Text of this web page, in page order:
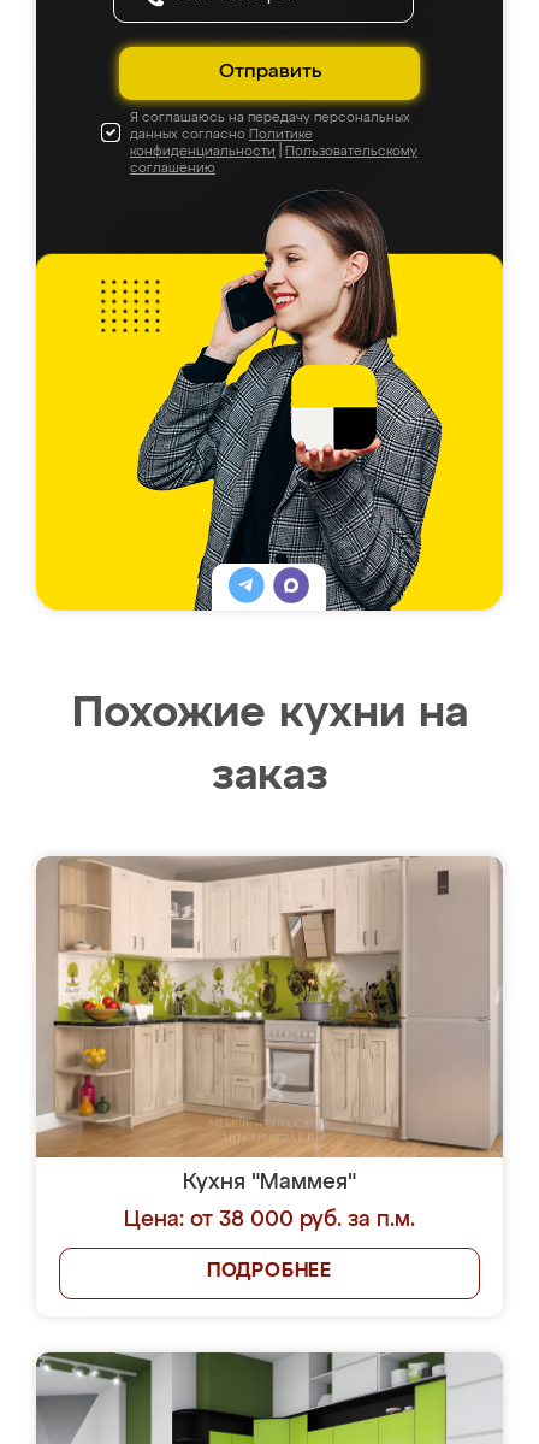
Отправить
Я соглашаюсь на передачу персональных
данных согласно Политике
конфиденциальности
Пользовательскому
соглашению
Похожие кухни на
заказ
Кухня "Маммея"
Цена: от 38 000 руб. за п.м.
ПОДРОБНЕЕ